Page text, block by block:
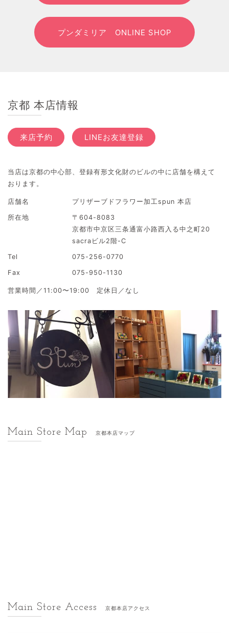
プンダミリア ONLINE SHOP
京都 本店情報
来店予約 LINEお友達登録
当店は京都の中心部、登録有形文化財のビルの中に店舗を構えて
おります。
店舗名 プリザーブドフラワー加工spun 本店
所在地
〒604-8083
京都市中京区三条通富小路西入る中之町20
sacraビル2階-C
Tel 075-256-0770
Fax 075-950-1130
営業時間／11:00〜19:00 定休日／なし
Main Store Map 京都本店マップ
Main Store Access 京都本店アクセス